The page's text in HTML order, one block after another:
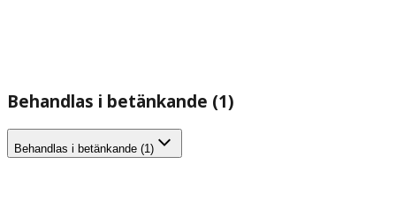
Behandlas i betänkande (1)
Behandlas i betänkande (1)